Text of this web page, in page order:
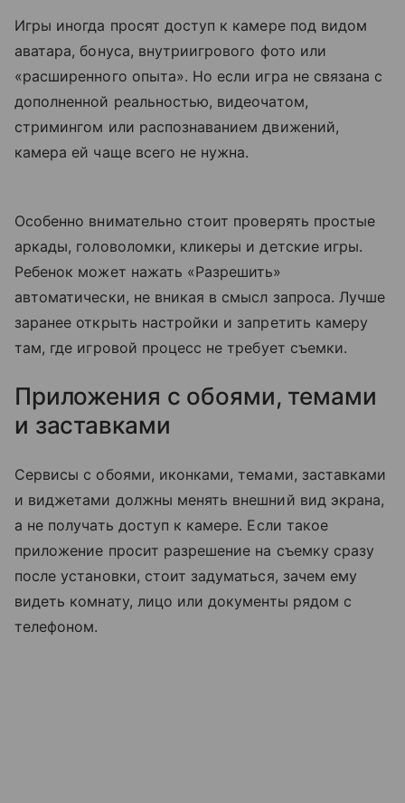
Игры иногда просят доступ к камере под видом
аватара, бонуса, внутриигрового фото или
«расширенного опыта». Но если игра не связана с
дополненной реальностью, видеочатом,
стримингом или распознаванием движений,
камера ей чаще всего не нужна.
Особенно внимательно стоит проверять простые
аркады, головоломки, кликеры и детские игры.
Ребенок может нажать «Разрешить»
автоматически, не вникая в смысл запроса. Лучше
заранее открыть настройки и запретить камеру
там, где игровой процесс не требует съемки.
Приложения с обоями, темами
и заставками
Сервисы с обоями, иконками, темами, заставками
и виджетами должны менять внешний вид экрана,
а не получать доступ к камере. Если такое
приложение просит разрешение на съемку сразу
после установки, стоит задуматься, зачем ему
видеть комнату, лицо или документы рядом с
телефоном.